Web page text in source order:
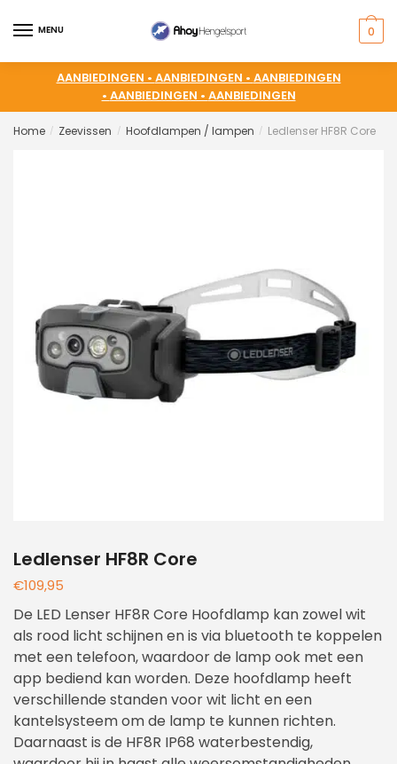
MENU 0
AANBIEDINGEN • AANBIEDINGEN • AANBIEDINGEN
• AANBIEDINGEN • AANBIEDINGEN
Home / Zeevissen / Hoofdlampen / lampen / Ledlenser HF8R Core
Ledlenser HF8R Core
€109,95
De LED Lenser HF8R Core Hoofdlamp kan zowel wit
als rood licht schijnen en is via bluetooth te koppelen
met een telefoon, waardoor de lamp ook met een
app bediend kan worden. Deze hoofdlamp heeft
verschillende standen voor wit licht en een
kantelsysteem om de lamp te kunnen richten.
Daarnaast is de HF8R IP68 waterbestendig,